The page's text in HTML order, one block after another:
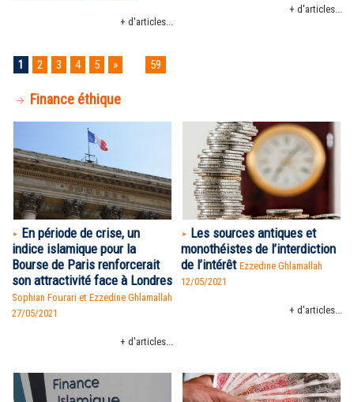
+ d'articles...
+ d'articles...
1 2 3 4 5 » 59
Finance éthique
En période de crise, un
indice islamique pour la
Bourse de Paris renforcerait
son attractivité face à Londres
Sophian Fourari et Ezzedine Ghlamallah
27/05/2021
+ d'articles...
Les sources antiques et
monothéistes de l’interdiction
de l’intérêt Ezzedine Ghlamallah
12/05/2021
+ d'articles...